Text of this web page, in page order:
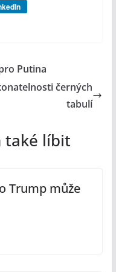
Putina
černých
tabulí
také líbit
Trump může